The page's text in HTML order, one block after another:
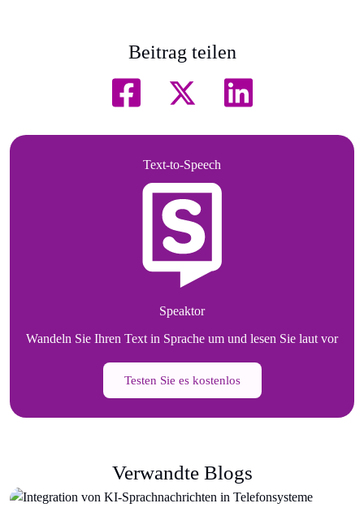
Beitrag teilen
Text-to-Speech
Speaktor
Wandeln Sie Ihren Text in Sprache um und lesen Sie laut vor
Testen Sie es kostenlos
Verwandte Blogs